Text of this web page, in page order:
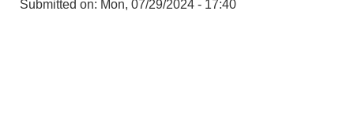
Submitted on: Mon, 07/29/2024 - 17:40